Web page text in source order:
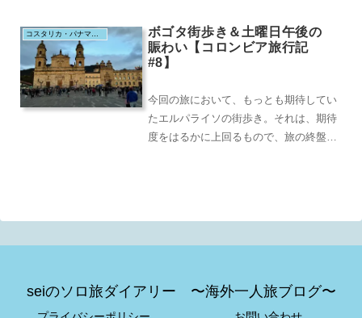
コスタリカ・パナマ・コロンビア・メキシコ（2024.8）
ボゴタ街歩き＆土曜日午後の
賑わい【コロンビア旅行記
#8】
今回の旅において、もっとも期待してい
たエルパライソの街歩き。それは、期待
度をはるかに上回るもので、旅の終盤だ
seiのソロ旅ダイアリー 〜海外一人旅ブログ〜